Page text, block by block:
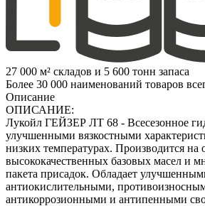
27 000 м² складов и 5 600 тонн запаса
Более 30 000 наименований товаров
Описание
ОПИСАНИЕ:
Лукойл ГЕЙЗЕР ЛТ 68 - Всесезонное
улучшенными вязкостными
низких температурах. Производится на
высококачественных базовых масел и
пакета присадок. Обладает
антиокислительными,
антикоррозионными и антипенными